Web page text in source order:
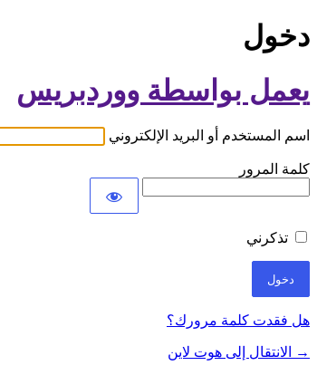
دخول
يعمل بواسطة ووردبريس
اسم المستخدم أو البريد الإلكتروني
كلمة المرور
تذكرني
هل فقدت كلمة مرورك؟
→ الانتقال إلى هوت لاين